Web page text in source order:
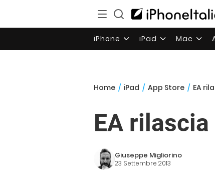
iPhone iPad Mac
Home / iPad / App Store / EA
EA rilascia
Giuseppe Migliorino
23 Settembre 2013